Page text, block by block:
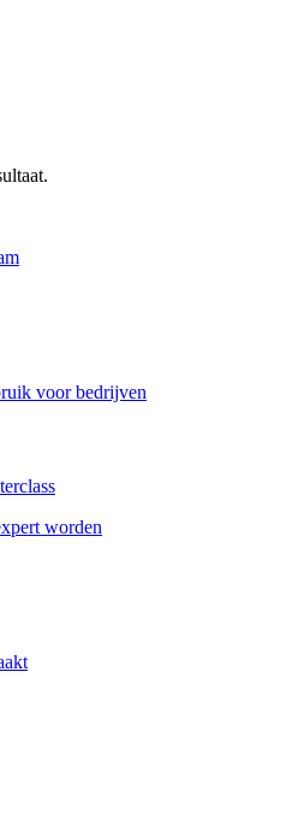
voor bedrijven
worden